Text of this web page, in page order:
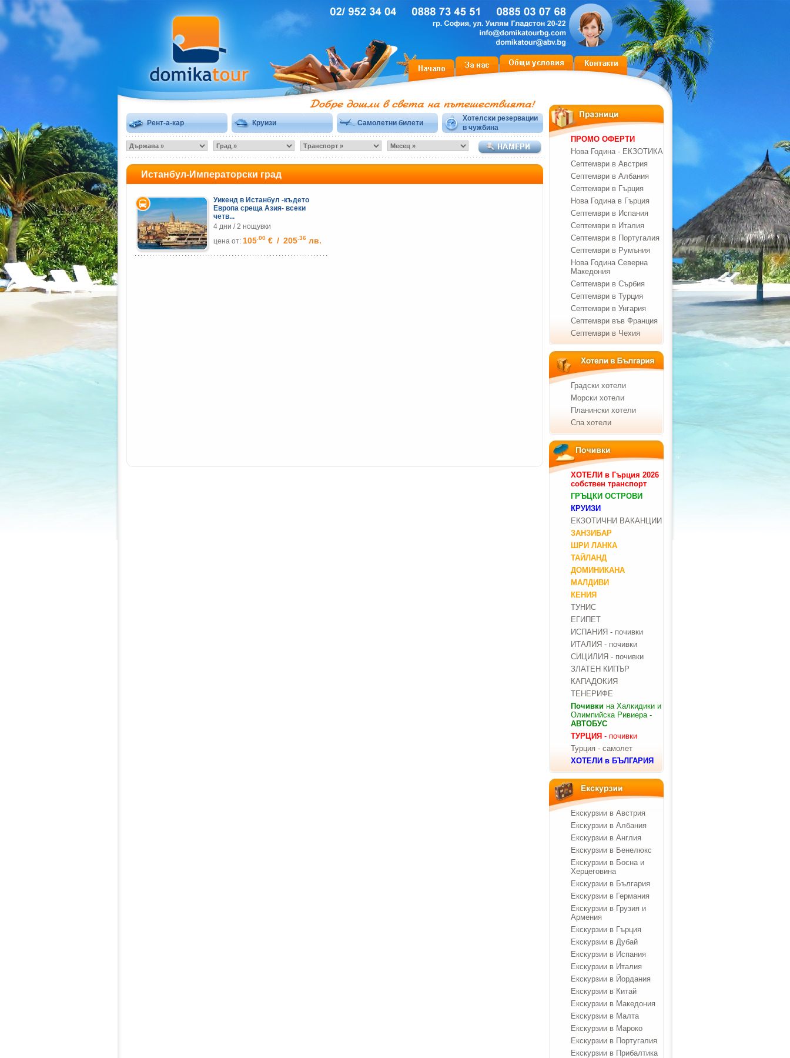
Рент-а-кар Круизи Самолетни билети
Хотелски резервации
в чужбина
Истанбул-Императорски град
Уикенд в Истанбул -където
Европа среща Азия- всеки
четв...
4 дни / 2 нощувки
цена от: 105 .00 € / 205 .36 лв.
ПРОМО ОФЕРТИ
Нова Година - ЕКЗОТИКА
Септември в Австрия
Септември в Албания
Септември в Гърция
Нова Година в Гърция
Септември в Испания
Септември в Италия
Септември в Португалия
Септември в Румъния
Нова Година Северна
Македония
Септември в Сърбия
Септември в Турция
Септември в Унгария
Септември във Франция
Септември в Чехия
Градски хотели
Морски хотели
Планински хотели
Спа хотели
ХОТЕЛИ в Гърция 2026
собствен транспорт
ГРЪЦКИ ОСТРОВИ
КРУИЗИ
ЕКЗОТИЧНИ ВАКАНЦИИ
ЗАНЗИБАР
ШРИ ЛАНКА
ТАЙЛАНД
ДОМИНИКАНА
МАЛДИВИ
КЕНИЯ
ТУНИС
ЕГИПЕТ
ИСПАНИЯ - почивки
ИТАЛИЯ - почивки
СИЦИЛИЯ - почивки
ЗЛАТЕН КИПЪР
КАПАДОКИЯ
ТЕНЕРИФЕ
Почивки на Халкидики и
Олимпийска Ривиера -
АВТОБУС
ТУРЦИЯ - почивки
Турция - самолет
ХОТЕЛИ в БЪЛГАРИЯ
Екскурзии в Австрия
Екскурзии в Албания
Екскурзии в Англия
Екскурзии в Бенелюкс
Екскурзии в Босна и
Херцеговина
Екскурзии в България
Екскурзии в Германия
Екскурзии в Грузия и
Армения
Екскурзии в Гърция
Екскурзии в Дубай
Екскурзии в Испания
Екскурзии в Италия
Екскурзии в Йордания
Екскурзии в Китай
Екскурзии в Македония
Екскурзии в Малта
Екскурзии в Мароко
Екскурзии в Португалия
Екскурзии в Прибалтика